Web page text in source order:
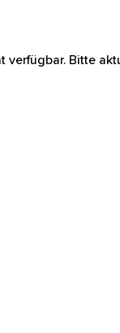
Bitte